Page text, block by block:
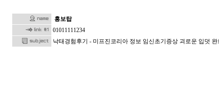
홍보탑
01011111234
낙태경험후기 - 미프진코리아 정보 임신초기증상 괴로운 입덧